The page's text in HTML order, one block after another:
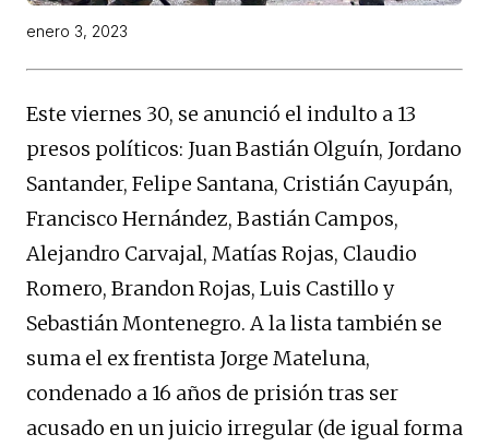
enero 3, 2023
Este viernes 30, se anunció el indulto a 13
presos políticos: Juan Bastián Olguín, Jordano
Santander, Felipe Santana, Cristián Cayupán,
Francisco Hernández, Bastián Campos,
Alejandro Carvajal, Matías Rojas, Claudio
Romero, Brandon Rojas, Luis Castillo y
Sebastián Montenegro. A la lista también se
suma el ex frentista Jorge Mateluna,
condenado a 16 años de prisión tras ser
acusado en un juicio irregular (de igual forma